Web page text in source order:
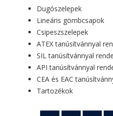
Dugószelepek
Lineáris gömbcsapok
Csipeszszelepek
ATEX tanúsítvánnyal
SIL tanúsítvánnyal
API tanúsítvánnyal
CEA és EAC
Tartozékok